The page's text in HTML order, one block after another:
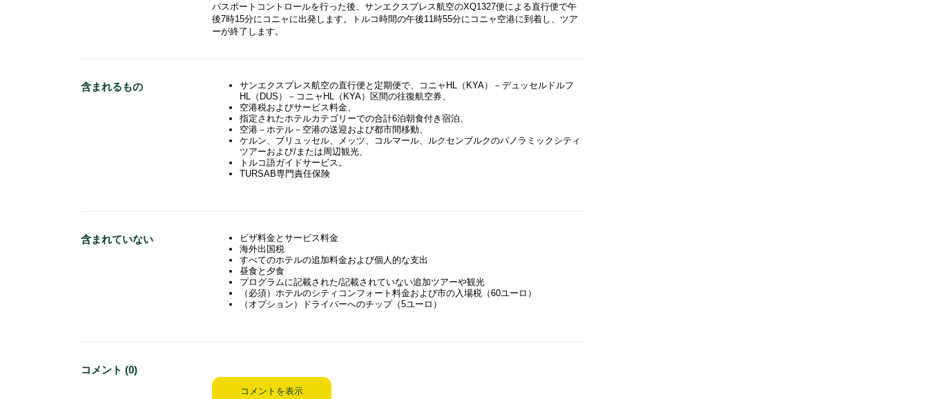
パスポートコントロールを行った後、サンエクスプレス航空のXQ1327便による直行便で午
後7時15分にコニャに出発します。トルコ時間の午後11時55分にコニャ空港に到着し、ツア
ーが終了します。
含まれるもの
サンエクスプレス航空の直行便と定期便で、コニャHL（KYA）－デュッセルドルフ
HL（DUS）－コニャHL（KYA）区間の往復航空券、
空港税およびサービス料金、
指定されたホテルカテゴリーでの合計6泊朝食付き宿泊、
空港－ホテル－空港の送迎および都市間移動、
ケルン、ブリュッセル、メッツ、コルマール、ルクセンブルクのパノラミックシティ
ツアーおよび/または周辺観光、
トルコ語ガイドサービス。
TURSAB専門責任保険
含まれていない
ビザ料金とサービス料金
海外出国税
すべてのホテルの追加料金および個人的な支出
昼食と夕食
プログラムに記載された/記載されていない追加ツアーや観光
（必須）ホテルのシティコンフォート料金および市の入場税（60ユーロ）
（オプション）ドライバーへのチップ（5ユーロ）
コメント (0)
コメントを表示